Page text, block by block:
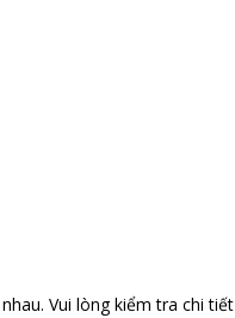
. Vui lòng kiểm tra chi tiết